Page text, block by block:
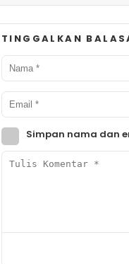
TINGGALKAN
Simpan nama dan